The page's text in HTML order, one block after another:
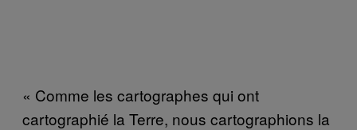
« Comme les cartographes qui ont
cartographié la Terre, nous cartographions la